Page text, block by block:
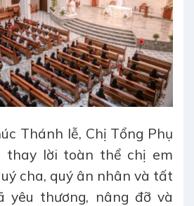
Thánh lễ, Chị Tổng Phụ
thay lời toàn thể chị em
cha, quý ân nhân và tất
yêu thương, nâng đỡ và